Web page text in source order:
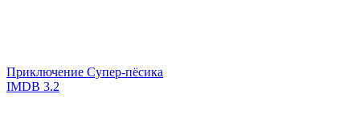
Приключение Супер-пёсика
IMDB 3.2